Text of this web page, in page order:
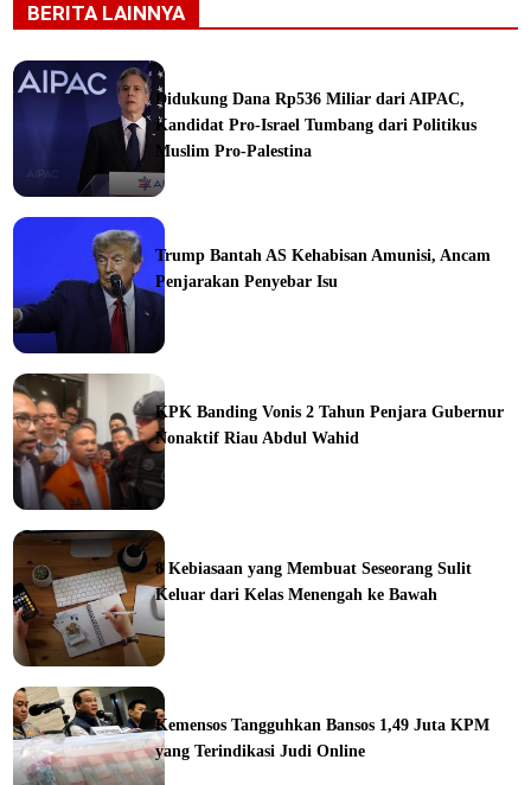
BERITA LAINNYA
Didukung Dana Rp536 Miliar dari AIPAC,
Kandidat Pro-Israel Tumbang dari Politikus
Muslim Pro-Palestina
Trump Bantah AS Kehabisan Amunisi, Ancam
Penjarakan Penyebar Isu
KPK Banding Vonis 2 Tahun Penjara Gubernur
Nonaktif Riau Abdul Wahid
8 Kebiasaan yang Membuat Seseorang Sulit
Keluar dari Kelas Menengah ke Bawah
Kemensos Tangguhkan Bansos 1,49 Juta KPM
yang Terindikasi Judi Online